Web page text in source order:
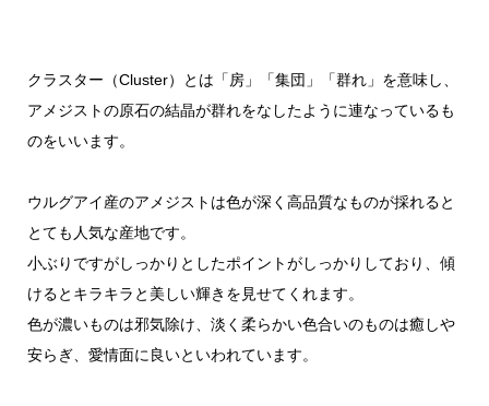
クラスター（Cluster）とは「房」「集団」「群れ」を意味し、
アメジストの原石の結晶が群れをなしたように連なっているも
のをいいます。
ウルグアイ産のアメジストは色が深く高品質なものが採れると
とても人気な産地です。
小ぶりですがしっかりとしたポイントがしっかりしており、傾
けるとキラキラと美しい輝きを見せてくれます。
色が濃いものは邪気除け、淡く柔らかい色合いのものは癒しや
安らぎ、愛情面に良いといわれています。